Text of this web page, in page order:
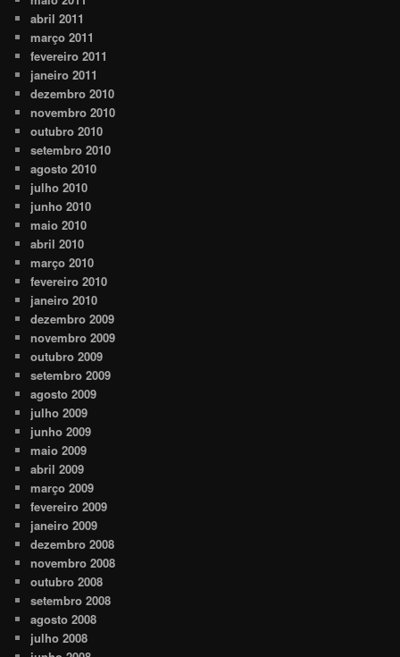
abril 2011
março 2011
fevereiro 2011
janeiro 2011
dezembro 2010
novembro 2010
outubro 2010
setembro 2010
agosto 2010
julho 2010
junho 2010
maio 2010
abril 2010
março 2010
fevereiro 2010
janeiro 2010
dezembro 2009
novembro 2009
outubro 2009
setembro 2009
agosto 2009
julho 2009
junho 2009
maio 2009
abril 2009
março 2009
fevereiro 2009
janeiro 2009
dezembro 2008
novembro 2008
outubro 2008
setembro 2008
agosto 2008
julho 2008